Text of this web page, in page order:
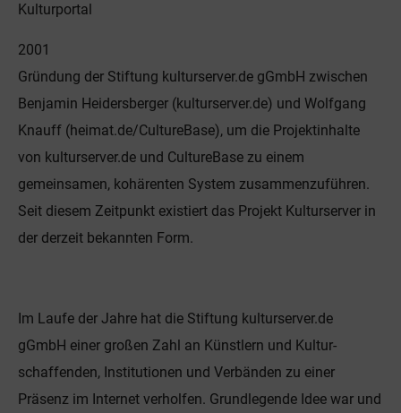
Kulturportal
2001
Gründung der Stiftung kulturserver.de gGmbH zwischen
Benjamin Heidersberger (kulturserver.de) und Wolfgang
Knauff (heimat.de/CultureBase), um die Projektinhalte
von kulturserver.de und CultureBase zu einem
gemeinsamen, kohärenten System zusammenzuführen.
Seit diesem Zeitpunkt existiert das Projekt Kulturserver in
der derzeit bekannten Form.
Im Laufe der Jahre hat die Stiftung kulturserver.de
gGmbH einer großen Zahl an Künstlern und Kultur­
schaffenden, Institutionen und Verbänden zu einer
Präsenz im Internet verholfen. Grundlegende Idee war und